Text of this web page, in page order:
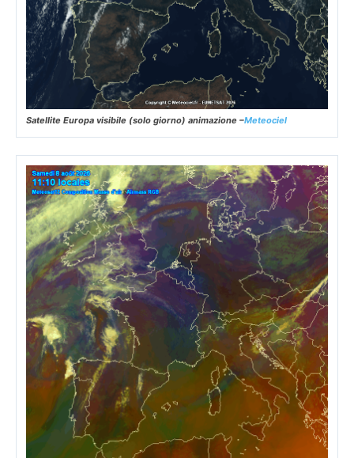
Satellite Europa visibile (solo giorno) animazione –Meteociel